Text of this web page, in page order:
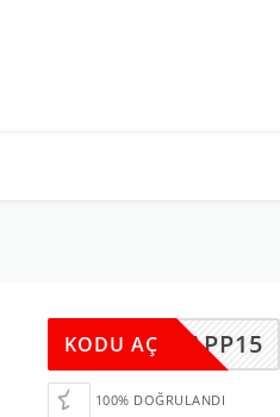
APP15
KODU AÇ
100% DOĞRULANDI